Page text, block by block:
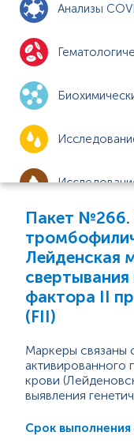
Анализы
Пакет №266.
Лейденская
фактора II
(FII)
Маркеры связаны
активированного
крови
выявления
Срок выполнения